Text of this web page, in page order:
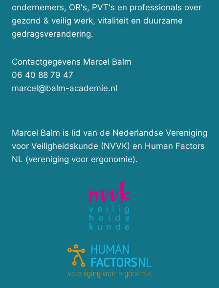
ondernemers, OR's, PVT's en professionals over
gezond & veilig werk, vitaliteit en duurzame
gedragsverandering.
Contactgegevens Marcel Balm
06 40 88 79 47
marcel@balm-academie.nl
Marcel Balm is lid van de Nederlandse Vereniging
voor Veiligheidskunde (NVVK) en Human Factors
NL (vereniging voor ergonomie).